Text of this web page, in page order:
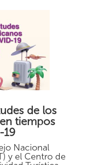
de los
tiempos
19
Nacional
y el Centro de